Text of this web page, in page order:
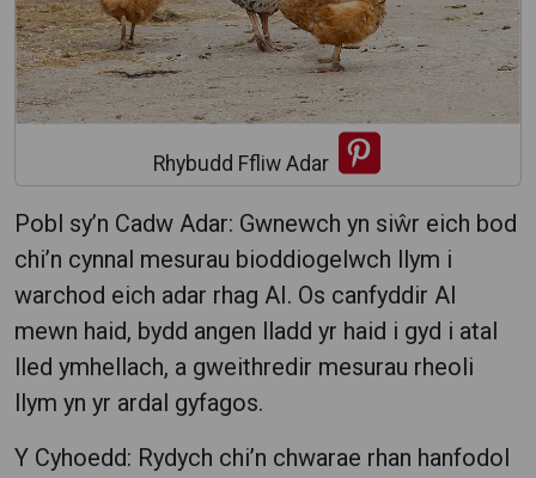
Rhybudd Ffliw Adar
Pobl sy’n Cadw Adar: Gwnewch yn siŵr eich bod
chi’n cynnal mesurau bioddiogelwch llym i
warchod eich adar rhag AI. Os canfyddir AI
mewn haid, bydd angen lladd yr haid i gyd i atal
lled ymhellach, a gweithredir mesurau rheoli
llym yn yr ardal gyfagos.
Y Cyhoedd: Rydych chi’n chwarae rhan hanfodol